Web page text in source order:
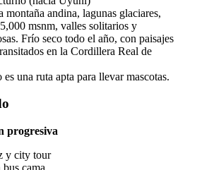
montaña andina, lagunas glaciares,
msnm, valles solitarios y
Frío seco todo el año, con paisajes
en la Cordillera Real de
es una ruta apta para llevar mascotas.
progresiva
y city tour
cama